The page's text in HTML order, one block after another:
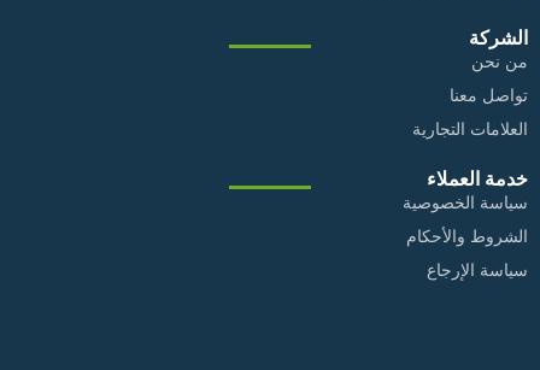
الشركة
من نحن
تواصل معنا
العلامات التجارية
خدمة العملاء
سياسة الخصوصية
الشروط والأحكام
سياسة الإرجاع